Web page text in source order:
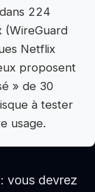
224
(WireGuard
Netflix
proposent
» de 30
à tester
usage.
vous devrez